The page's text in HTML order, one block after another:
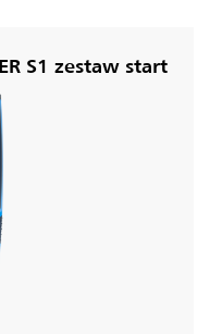
S1 zestaw start